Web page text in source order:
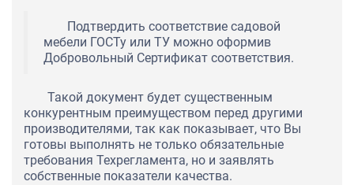
Подтвердить соответствие садовой
мебели ГОСТу или ТУ можно оформив
Добровольный Сертификат соответствия.
Такой документ будет существенным
конкурентным преимуществом перед другими
производителями, так как показывает, что Вы
готовы выполнять не только обязательные
требования Техрегламента, но и заявлять
собственные показатели качества.